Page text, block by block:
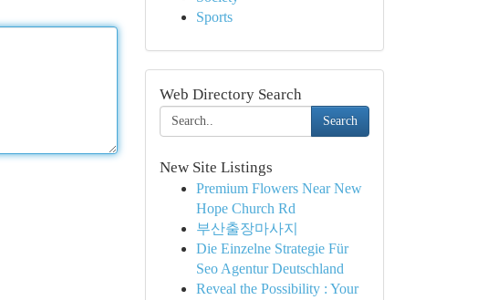
Sports
Web Directory Search
Search
New Site Listings
Premium Flowers Near New
Hope Church Rd
부산출장마사지
Die Einzelne Strategie Für
Seo Agentur Deutschland
Reveal the Possibility : Your